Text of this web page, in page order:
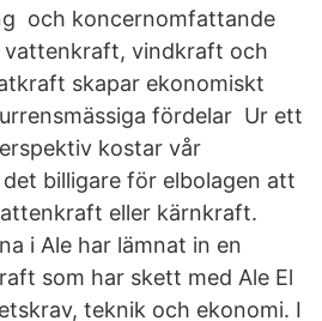
och koncernomfattande
vattenkraft, vindkraft och
skapar ekonomiskt
fördelar Ur ett
kostar vår
billigare för elbolagen att
eller kärnkraft.
i Ale har lämnat in en
som har skett med Ale El
teknik och ekonomi. I